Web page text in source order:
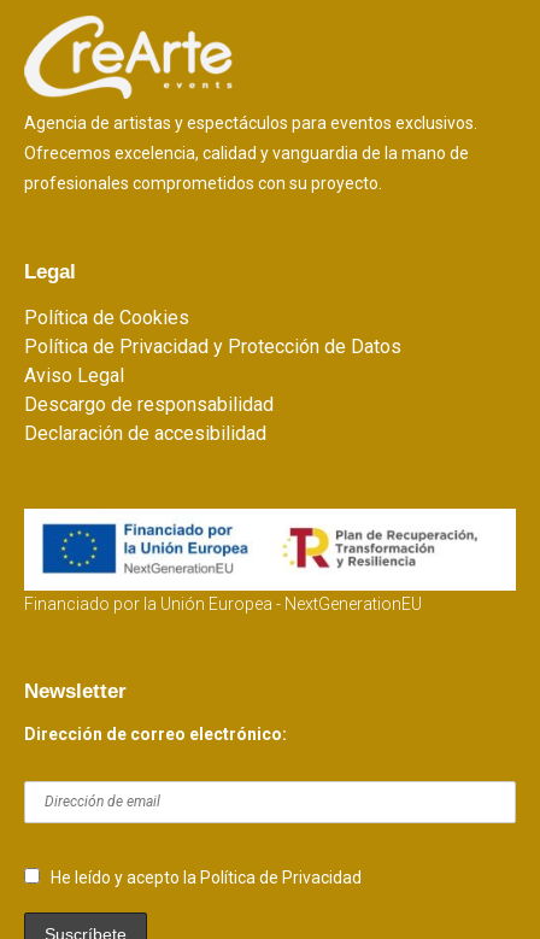
Agencia de artistas y espectáculos para eventos exclusivos.
Ofrecemos excelencia, calidad y vanguardia de la mano de
profesionales comprometidos con su proyecto.
Legal
Política de Cookies
Política de Privacidad y Protección de Datos
Aviso Legal
Descargo de responsabilidad
Declaración de accesibilidad
Financiado por la Unión Europea - NextGenerationEU
Newsletter
Dirección de correo electrónico:
He leído y acepto la Política de Privacidad